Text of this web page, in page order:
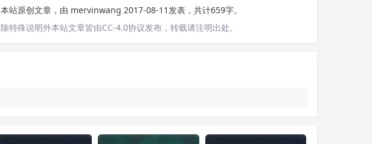
本站原创文章，由 mervinwang 2017-08-11发表，共计659字。
除特殊说明外本站文章皆由CC-4.0协议发布，转载请注明出处。